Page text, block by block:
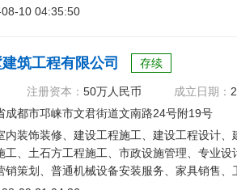
10 04:35:50
筑工程有限公司 存续
注册资本： 50万人民币 成立日期：
成都市邛崃市文君街道文南路24号附19号
内装饰装修、建设工程施工、建设工程设计
工、土石方工程施工、市政设施管理、专业
销策划、普通机械设备安装服务、家具销售